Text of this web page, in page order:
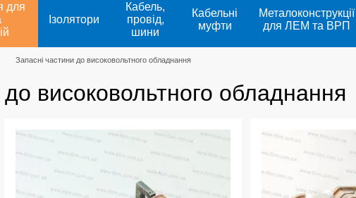
для
Ізолятори
Кабель,
провід,
шини
Кабельні
муфти
Металоконструкції
для ЛЕМ та ВРП
Запасні частини до високовольтного обладнання
до високовольтного обладнання